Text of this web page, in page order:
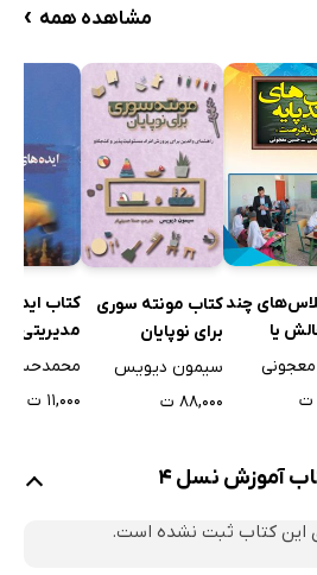
مشاهده همه ›
چند
یا
کتاب مونته سوری
برای نوپایان
سیمون دیویس
۸۸,۰۰۰ ت
کتاب ایده
مدیریتی
محمدحسن
۱۱,۰۰۰ ت
آموزش نسل 4
این کتاب ثبت نشده است.